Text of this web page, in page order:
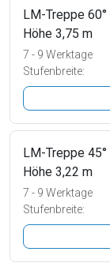
LM-Treppe
Höhe 3,75 m
7 - 9 Werktage
Stufenbreite:
LM-Treppe
Höhe 3,22 m
7 - 9 Werktage
Stufenbreite: